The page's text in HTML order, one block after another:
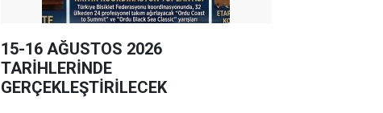
15-16 AĞUSTOS 2026
TARİHLERİNDE
GERÇEKLEŞTİRİLECEK